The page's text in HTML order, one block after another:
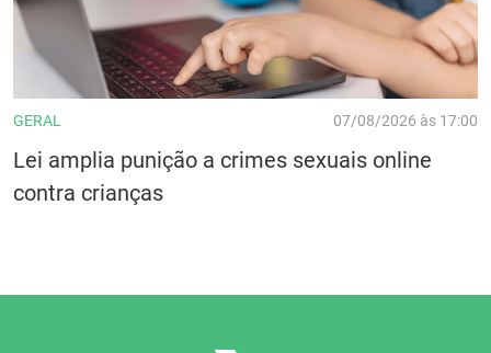
GERAL 07/08/2026 às 17:00
Lei amplia punição a crimes sexuais online
contra crianças